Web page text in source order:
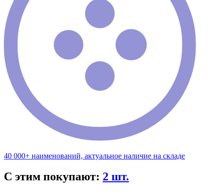
40 000+ наименований, актуальное наличие на складе
С этим покупают: 2 шт.